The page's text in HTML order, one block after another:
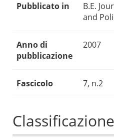
Pubblicato in
B.E.
and
Anno di
pubblicazione
2007
Fascicolo 7, n.2
Classificazione